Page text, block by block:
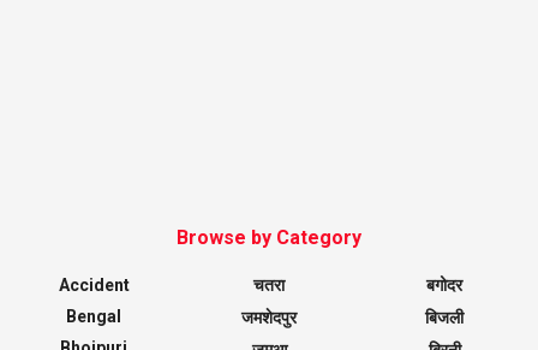
Browse by Category
Accident
Bengal
चतरा
जमशेदपुर
बगोदर
बिजली